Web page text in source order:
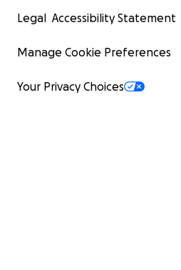
Legal Accessibility Statement
Manage Cookie Preferences
Your Privacy Choices